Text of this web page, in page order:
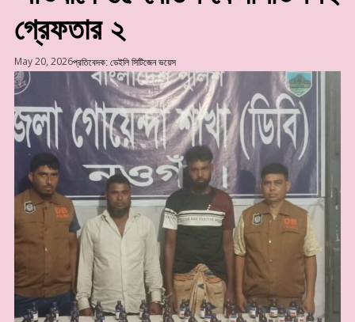
গ্রেফতার ২
May 20, 2026প্রতিবেদক: ডেইলি সিটিজেন ভয়েস